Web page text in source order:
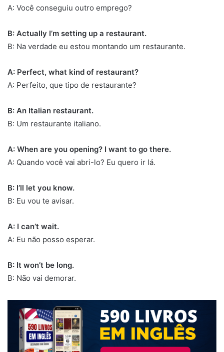
A: Você conseguiu outro emprego?
B: Actually I’m setting up a restaurant.
B: Na verdade eu estou montando um restaurante.
A: Perfect, what kind of restaurant?
A: Perfeito, que tipo de restaurante?
B: An Italian restaurant.
B: Um restaurante italiano.
A: When are you opening? I want to go there.
A: Quando você vai abri-lo? Eu quero ir lá.
B: I’ll let you know.
B: Eu vou te avisar.
A: I can’t wait.
A: Eu não posso esperar.
B: It won’t be long.
B: Não vai demorar.